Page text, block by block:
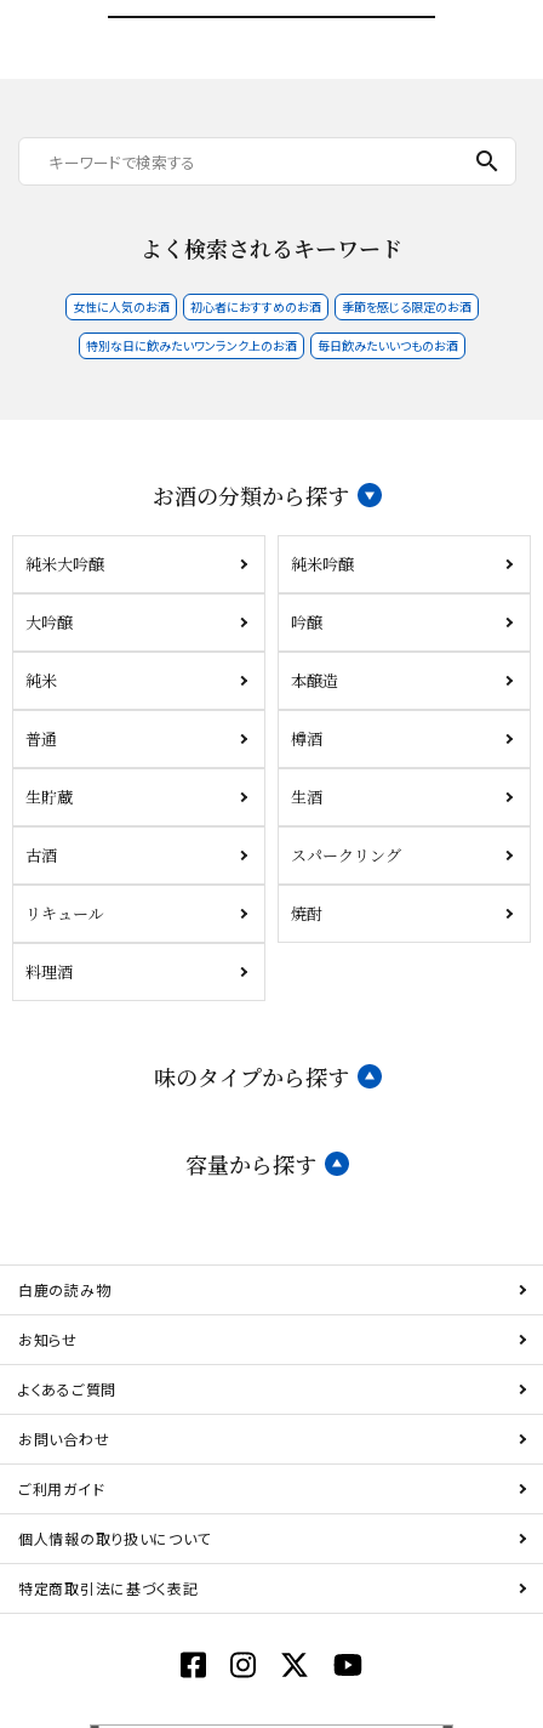
search
よく検索されるキーワード
女性に人気のお酒 初心者におすすめのお酒 季節を感じる限定のお酒
特別な日に飲みたいワンランク上のお酒 毎日飲みたいいつものお酒
お酒の分類から探す
純米大吟醸 純米吟醸
大吟醸 吟醸
純米 本醸造
普通 樽酒
生貯蔵 生酒
古酒 スパークリング
リキュール 焼酎
料理酒
味のタイプから探す
容量から探す
白鹿の読み物
お知らせ
よくあるご質問
お問い合わせ
ご利用ガイド
個人情報の取り扱いについて
特定商取引法に基づく表記